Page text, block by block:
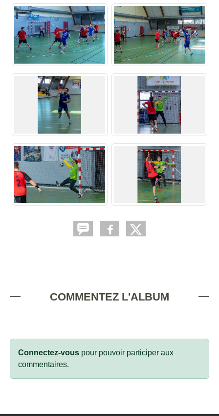
COMMENTEZ L'ALBUM
Connectez-vous pour pouvoir participer aux
commentaires.